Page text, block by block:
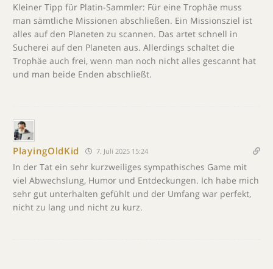
Kleiner Tipp für Platin-Sammler: Für eine Trophäe muss
man sämtliche Missionen abschließen. Ein Missionsziel ist
alles auf den Planeten zu scannen. Das artet schnell in
Sucherei auf den Planeten aus. Allerdings schaltet die
Trophäe auch frei, wenn man noch nicht alles gescannt hat
und man beide Enden abschließt.
PlayingOldKid 7. Juli 2025 15:24
In der Tat ein sehr kurzweiliges sympathisches Game mit
viel Abwechslung, Humor und Entdeckungen. Ich habe mich
sehr gut unterhalten gefühlt und der Umfang war perfekt,
nicht zu lang und nicht zu kurz.